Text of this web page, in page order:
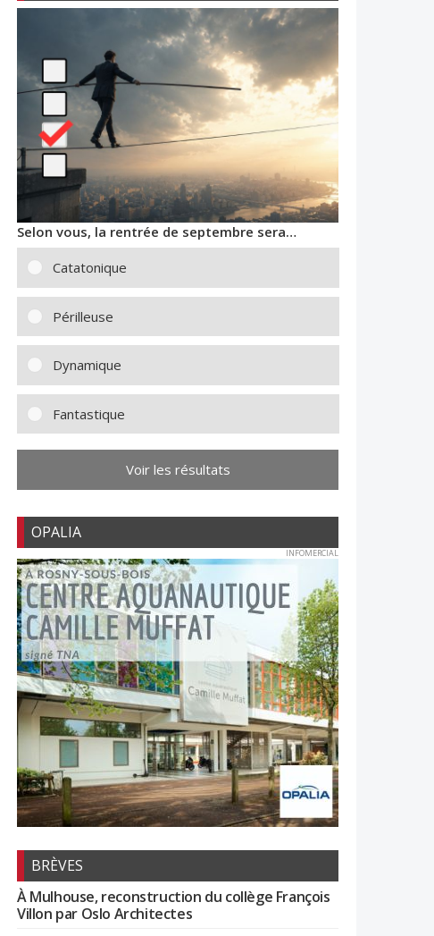
Selon vous, la rentrée de septembre sera…
Catatonique
Périlleuse
Dynamique
Fantastique
Voir les résultats
OPALIA
INFOMERCIAL
BRÈVES
À Mulhouse, reconstruction du collège François
Villon par Oslo Architectes